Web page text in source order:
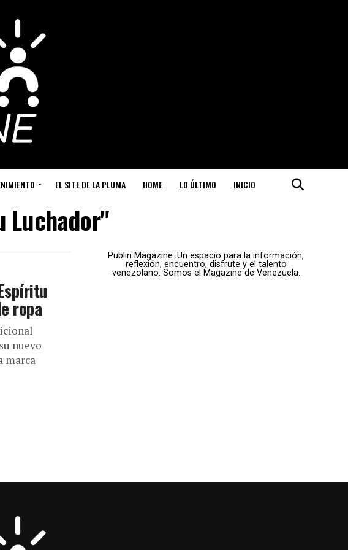
EL SITE DE LA PLUMA HOME LO ÚLTIMO INICIO
Luchador"
ropa
nuevo
marca
Publin Magazine. Un espacio para la información,
reflexión, encuentro, disfrute y el talento
venezolano. Somos el Magazine de Venezuela.